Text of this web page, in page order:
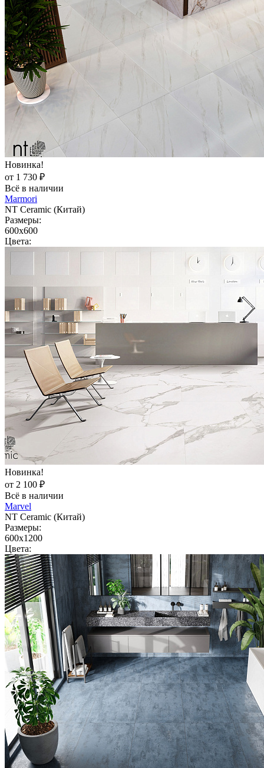
Новинка!
от 1 730 ₽
Всё в наличии
Marmori
NT Ceramic (Китай)
Размеры:
600x600
Цвета:
Новинка!
от 2 100 ₽
Всё в наличии
Marvel
NT Ceramic (Китай)
Размеры:
600x1200
Цвета: